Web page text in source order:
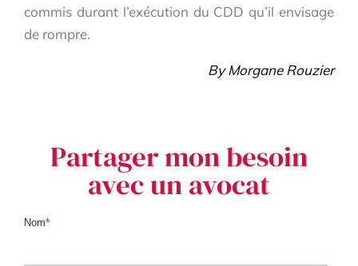
commis durant l’exécution du CDD qu’il envisage
de rompre.
By Morgane Rouzier
Partager mon besoin
avec un avocat